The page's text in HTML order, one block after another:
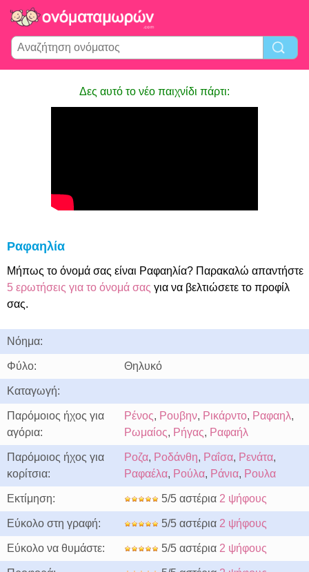
Δες αυτό το νέο παιχνίδι πάρτι:
Ραφαηλία
Μήπως το όνομά σας είναι Ραφαηλία? Παρακαλώ απαντήστε
5 ερωτήσεις για το όνομά σας για να βελτιώσετε το προφίλ
σας.
Νόημα:
Φύλο: Θηλυκό
Καταγωγή:
Παρόμοιος ήχος για
αγόρια:
Ρένος, Ρουβην, Ρικάρντο, Ραφαηλ,
Ρωμαίος, Ρήγας, Ραφαήλ
Παρόμοιος ήχος για
κορίτσια:
Ροζα, Ροδάνθη, Ραΐσα, Ρενάτα,
Ραφαέλα, Ρούλα, Ράνια, Ρουλα
Εκτίμηση: 5/5 αστέρια 2 ψήφους
Εύκολο στη γραφή: 5/5 αστέρια 2 ψήφους
Εύκολο να θυμάστε: 5/5 αστέρια 2 ψήφους